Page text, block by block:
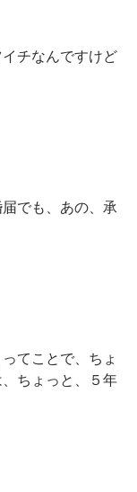
チなんですけど
でも、あの、承
てことで、ちょ
ちょっと、５年